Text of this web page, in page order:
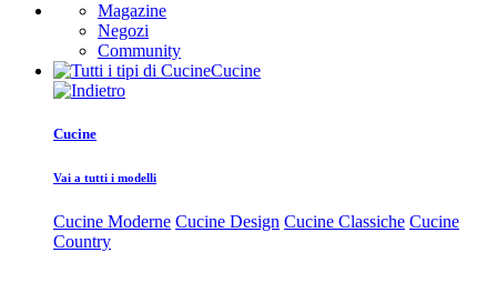
Magazine
Negozi
Community
Cucine
Cucine
Vai a tutti i modelli
Cucine Moderne Cucine Design Cucine Classiche Cucine
Country